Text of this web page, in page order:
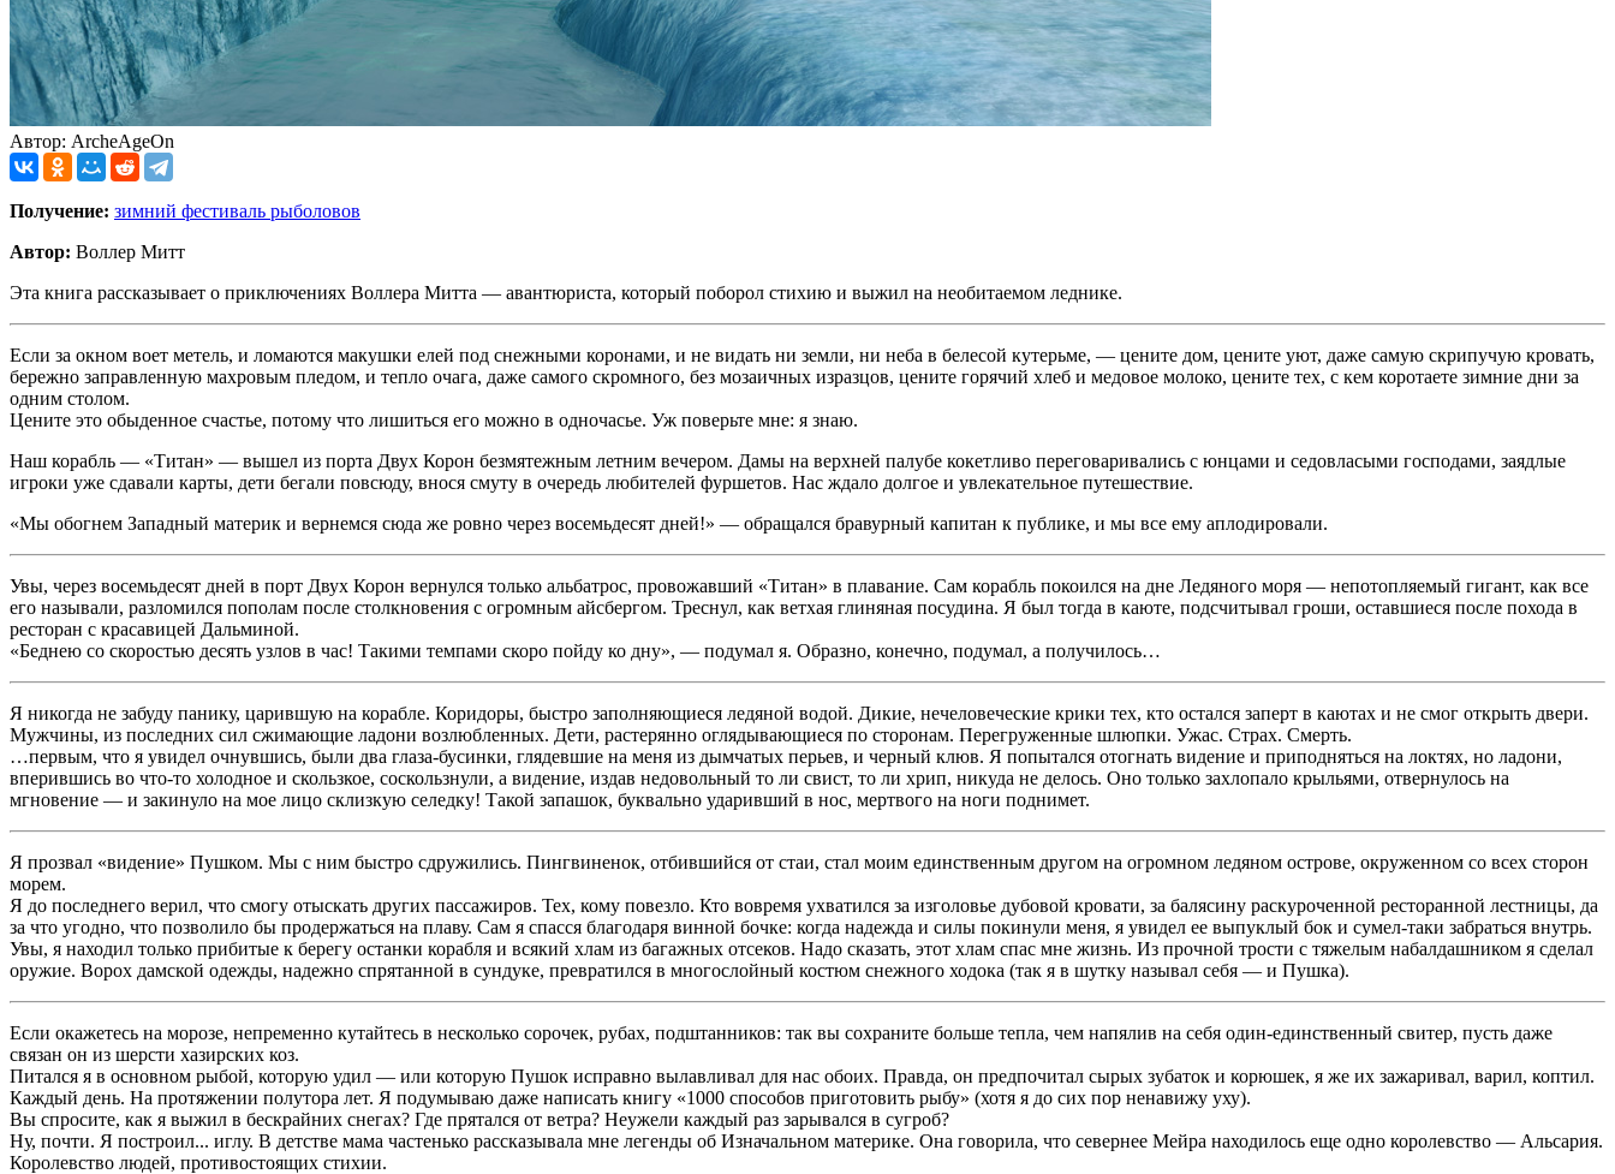
Автор: ArcheAgeOn
Получение: зимний фестиваль рыболовов
Автор: Воллер Митт
Эта книга рассказывает о приключениях Воллера Митта — авантюриста, который поборол стихию и выжил на необитаемом леднике.
Если за окном воет метель, и ломаются макушки елей под снежными коронами, и не видать ни земли, ни неба в белесой кутерьме, — цените дом, цените уют, даже самую скрипучую кровать,
бережно заправленную махровым пледом, и тепло очага, даже самого скромного, без мозаичных изразцов, цените горячий хлеб и медовое молоко, цените тех, с кем коротаете зимние дни за
одним столом.
Цените это обыденное счастье, потому что лишиться его можно в одночасье. Уж поверьте мне: я знаю.
Наш корабль — «Титан» — вышел из порта Двух Корон безмятежным летним вечером. Дамы на верхней палубе кокетливо переговаривались с юнцами и седовласыми господами, заядлые
игроки уже сдавали карты, дети бегали повсюду, внося смуту в очередь любителей фуршетов. Нас ждало долгое и увлекательное путешествие.
«Мы обогнем Западный материк и вернемся сюда же ровно через восемьдесят дней!» — обращался бравурный капитан к публике, и мы все ему аплодировали.
Увы, через восемьдесят дней в порт Двух Корон вернулся только альбатрос, провожавший «Титан» в плавание. Сам корабль покоился на дне Ледяного моря — непотопляемый гигант, как все
его называли, разломился пополам после столкновения с огромным айсбергом. Треснул, как ветхая глиняная посудина. Я был тогда в каюте, подсчитывал гроши, оставшиеся после похода в
ресторан с красавицей Дальминой.
«Беднею со скоростью десять узлов в час! Такими темпами скоро пойду ко дну», — подумал я. Образно, конечно, подумал, а получилось…
Я никогда не забуду панику, царившую на корабле. Коридоры, быстро заполняющиеся ледяной водой. Дикие, нечеловеческие крики тех, кто остался заперт в каютах и не смог открыть двери.
Мужчины, из последних сил сжимающие ладони возлюбленных. Дети, растерянно оглядывающиеся по сторонам. Перегруженные шлюпки. Ужас. Страх. Смерть.
…первым, что я увидел очнувшись, были два глаза-бусинки, глядевшие на меня из дымчатых перьев, и черный клюв. Я попытался отогнать видение и приподняться на локтях, но ладони,
вперившись во что-то холодное и скользкое, соскользнули, а видение, издав недовольный то ли свист, то ли хрип, никуда не делось. Оно только захлопало крыльями, отвернулось на
мгновение — и закинуло на мое лицо склизкую селедку! Такой запашок, буквально ударивший в нос, мертвого на ноги поднимет.
Я прозвал «видение» Пушком. Мы с ним быстро сдружились. Пингвиненок, отбившийся от стаи, стал моим единственным другом на огромном ледяном острове, окруженном со всех сторон
морем.
Я до последнего верил, что смогу отыскать других пассажиров. Тех, кому повезло. Кто вовремя ухватился за изголовье дубовой кровати, за балясину раскуроченной ресторанной лестницы, да
за что угодно, что позволило бы продержаться на плаву. Сам я спасся благодаря винной бочке: когда надежда и силы покинули меня, я увидел ее выпуклый бок и сумел-таки забраться внутрь.
Увы, я находил только прибитые к берегу останки корабля и всякий хлам из багажных отсеков. Надо сказать, этот хлам спас мне жизнь. Из прочной трости с тяжелым набалдашником я сделал
оружие. Ворох дамской одежды, надежно спрятанной в сундуке, превратился в многослойный костюм снежного ходока (так я в шутку называл себя — и Пушка).
Если окажетесь на морозе, непременно кутайтесь в несколько сорочек, рубах, подштанников: так вы сохраните больше тепла, чем напялив на себя один-единственный свитер, пусть даже
связан он из шерсти хазирских коз.
Питался я в основном рыбой, которую удил — или которую Пушок исправно вылавливал для нас обоих. Правда, он предпочитал сырых зубаток и корюшек, я же их зажаривал, варил, коптил.
Каждый день. На протяжении полутора лет. Я подумываю даже написать книгу «1000 способов приготовить рыбу» (хотя я до сих пор ненавижу уху).
Вы спросите, как я выжил в бескрайних снегах? Где прятался от ветра? Неужели каждый раз зарывался в сугроб?
Ну, почти. Я построил... иглу. В детстве мама частенько рассказывала мне легенды об Изначальном материке. Она говорила, что севернее Мейра находилось еще одно королевство — Альсария.
Королевство людей, противостоящих стихии.